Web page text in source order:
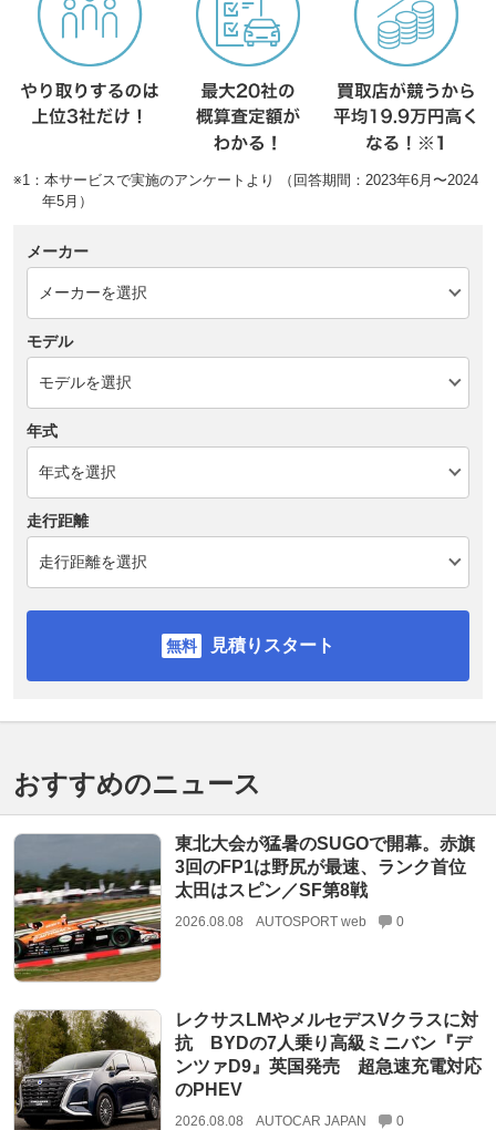
※1：本サービスで実施のアンケートより （回答期間：2023年6月〜2024
年5月）
メーカー
モデル
年式
走行距離
見積りスタート
おすすめのニュース
東北大会が猛暑のSUGOで開幕。赤旗
3回のFP1は野尻が最速、ランク首位
太田はスピン／SF第8戦
2026.08.08 AUTOSPORT web 0
レクサスLMやメルセデスVクラスに対
抗 BYDの7人乗り高級ミニバン『デ
ンツァD9』英国発売 超急速充電対応
のPHEV
2026.08.08 AUTOCAR JAPAN 0